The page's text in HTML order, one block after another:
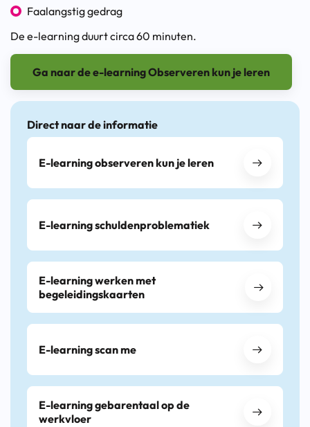
Faalangstig gedrag
De e-learning duurt circa 60 minuten.
Ga naar de e-learning Observeren kun je leren
Direct naar de informatie
E-learning observeren kun je leren
E-learning schuldenproblematiek
E-learning werken met
begeleidingskaarten
E-learning scan me
E-learning gebarentaal op de
werkvloer